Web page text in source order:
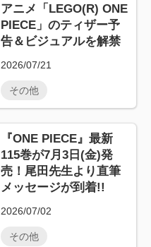
アニメ「LEGO(R) ONE
PIECE」のティザー予
告＆ビジュアルを解禁
2026/07/21
その他
『ONE PIECE』最新
115巻が7月3日(金)発
売！尾田先生より直筆
メッセージが到着!!
2026/07/02
その他